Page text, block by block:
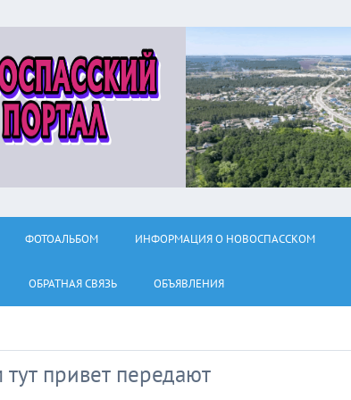
ФОТОАЛЬБОМ ИНФОРМАЦИЯ О НОВОСПАССКОМ
ОБРАТНАЯ СВЯЗЬ ОБЪЯВЛЕНИЯ
привет передают